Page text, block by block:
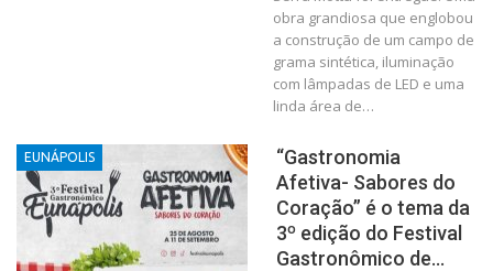
obra grandiosa que englobou
a construção de um campo de
grama sintética, iluminação
com lâmpadas de LED e uma
linda área de…
EUNÁPOLIS
“Gastronomia
Afetiva- Sabores do
Coração” é o tema da
3º edição do Festival
Gastronômico de…